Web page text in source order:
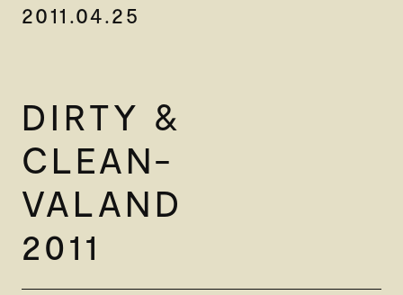
2011.04.25
DIRTY &
CLEAN-
VALAND
2011